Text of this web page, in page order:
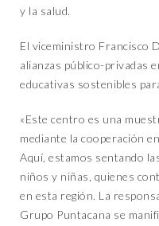
y la salud.
El viceministro Francisco
alianzas público-privadas
educativas sostenibles
«Este centro es una
mediante la cooperación
Aquí, estamos sentando
niños y niñas, quienes
en esta región. La
Grupo Puntacana se